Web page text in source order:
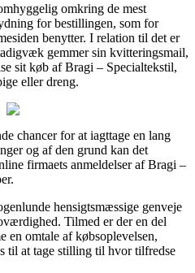
omkring de mest
for bestillingen, som for
benytter. I relation til det er
gemmer sin kvitteringsmail,
sit køb af Bragi – Specialtekstil,
eller dreng.
chancer for at iagttage en lang
og af den grund kan det
firmaets anmeldelser af Bragi –
hensigtsmæssige genveje
Tilmed er der en del
en omtale af købsoplevelsen,
til at tage stilling til hvor tilfredse